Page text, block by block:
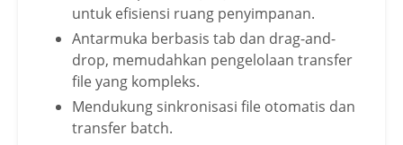
untuk efisiensi ruang penyimpanan.
Antarmuka berbasis tab dan drag-and-
drop, memudahkan pengelolaan transfer
file yang kompleks.
Mendukung sinkronisasi file otomatis dan
transfer batch.